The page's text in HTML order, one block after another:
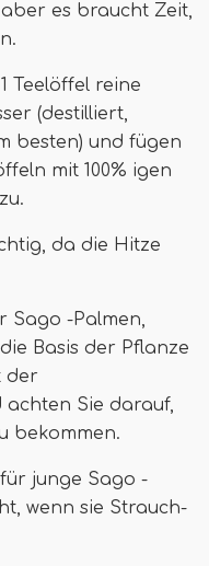
es braucht Zeit,
Teelöffel reine
(destilliert,
besten) und fügen
mit 100% igen
da die Hitze
Sago -Palmen,
Basis der Pflanze
der
Sie darauf,
bekommen.
junge Sago -
wenn sie Strauch-